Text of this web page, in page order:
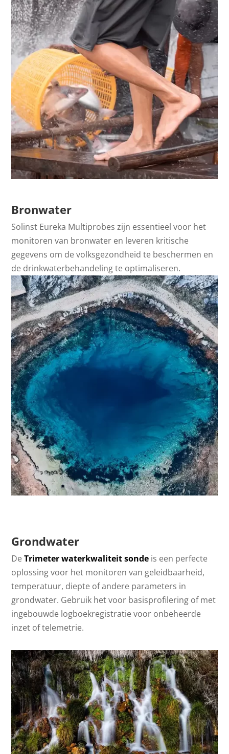
Bronwater
Solinst Eureka Multiprobes zijn essentieel voor het
monitoren van bronwater en leveren kritische
gegevens om de volksgezondheid te beschermen en
de drinkwaterbehandeling te optimaliseren.
Grondwater
DeTrimeter waterkwaliteit sonde is een perfecte
oplossing voor het monitoren van geleidbaarheid,
temperatuur, diepte of andere parameters in
grondwater. Gebruik het voor basisprofilering of met
ingebouwde logboekregistratie voor onbeheerde
inzet of telemetrie.